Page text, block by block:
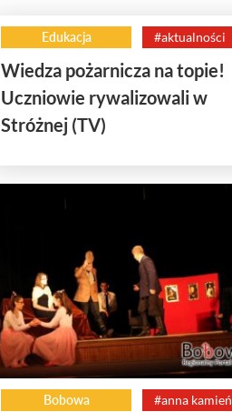
Edukacja #aktualności
Wiedza pożarnicza na topie!
Uczniowie rywalizowali w
Stróżnej (TV)
Bobowa #anna kamień